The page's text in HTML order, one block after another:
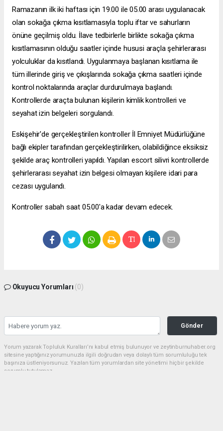
Ramazanın ilk iki haftası için 19.00 ile 05.00 arası uygulanacak
olan sokağa çıkma kısıtlamasıyla toplu iftar ve sahurların
önüne geçilmiş oldu. İlave tedbirlerle birlikte sokağa çıkma
kısıtlamasının olduğu saatler içinde hususi araçla şehirlerarası
yolculuklar da kısıtlandı. Uygulanmaya başlanan kısıtlama ile
tüm illerinde giriş ve çıkışlarında sokağa çıkma saatleri içinde
kontrol noktalarında araçlar durdurulmaya başlandı.
Kontrollerde araçta bulunan kişilerin kimlik kontrolleri ve
seyahat izin belgeleri sorgulandı.
Eskişehir'de gerçekleştirilen kontroller İl Emniyet Müdürlüğüne
bağlı ekipler tarafından gerçekleştirilirken, olabildiğince eksiksiz
şekilde araç kontrolleri yapıldı. Yapılan escort silivri kontrollerde
şehirlerarası seyahat izin belgesi olmayan kişilere idari para
cezası uygulandı.
Kontroller sabah saat 05.00'a kadar devam edecek.
Okuyucu Yorumları (0)
Gönder
Yorum yazarak Topluluk Kuralları’nı kabul etmiş bulunuyor ve zeytinburnuhaber.org
sitesine yaptığınız yorumunuzla ilgili doğrudan veya dolaylı tüm sorumluluğu tek
başınıza üstleniyorsunuz. Yazılan tüm yorumlardan site yönetimi hiçbir şekilde
sorumlu tutulamaz.